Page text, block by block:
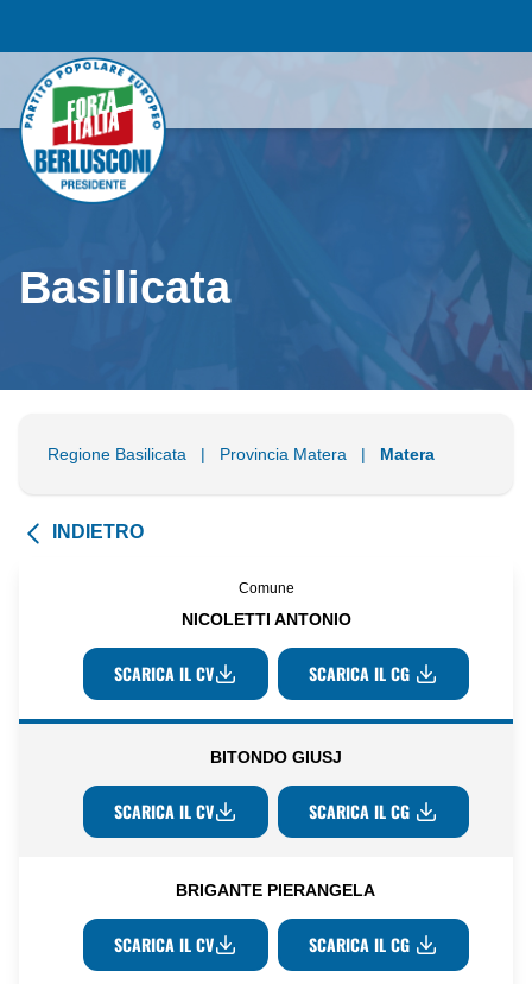
Basilicata
Regione Basilicata | Provincia Matera | Matera
INDIETRO
Comune
NICOLETTI ANTONIO
SCARICA IL CV SCARICA IL CG
BITONDO GIUSJ
SCARICA IL CV SCARICA IL CG
BRIGANTE PIERANGELA
SCARICA IL CV SCARICA IL CG